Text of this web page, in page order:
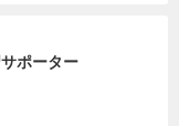
ポーター